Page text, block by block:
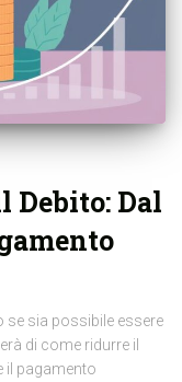
Debito: Dal
se sia possibile essere
di come ridurre il
il pagamento